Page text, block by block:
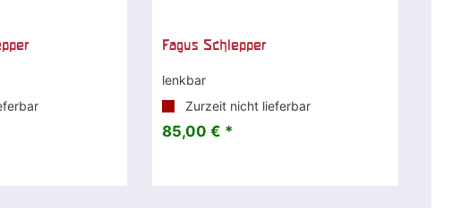
Fagus Schlepper
lenkbar
Zurzeit nicht lieferbar
85,00 € *